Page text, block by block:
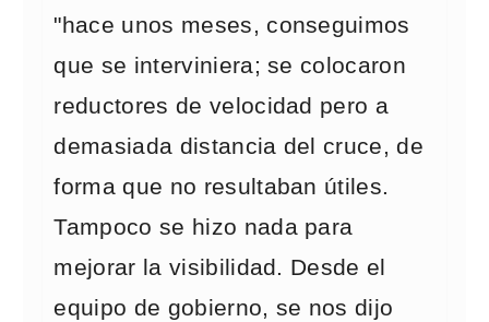
"hace unos meses, conseguimos
que se interviniera; se colocaron
reductores de velocidad pero a
demasiada distancia del cruce, de
forma que no resultaban útiles.
Tampoco se hizo nada para
mejorar la visibilidad. Desde el
equipo de gobierno, se nos dijo